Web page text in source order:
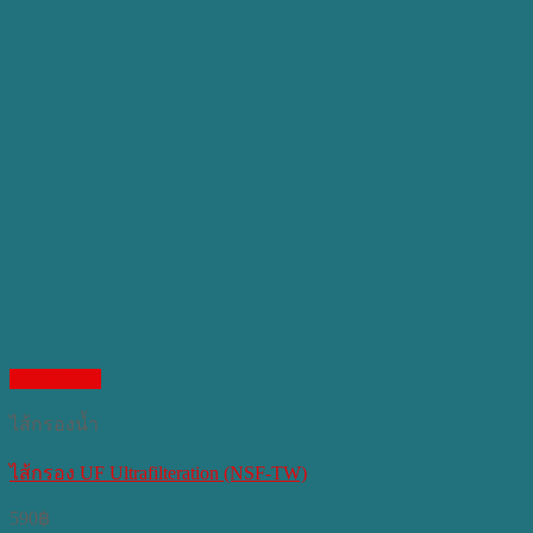
ไส้กรองน้ำ
ไส้กรอง UF Ultrafilteration (NSF-TW)
590฿